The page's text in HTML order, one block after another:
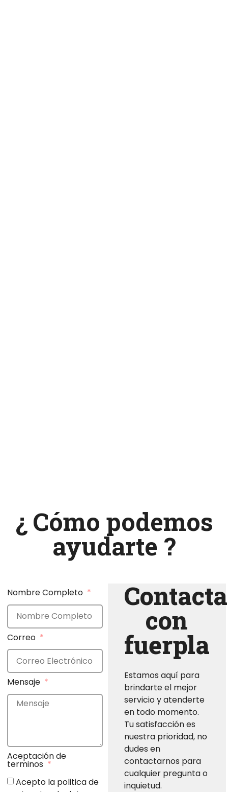
¿ Cómo podemos
ayudarte ?
Nombre Completo
Correo
Mensaje
Aceptación de
terminos
Acepto la politica de
con
fuerpla
Estamos aquí para
brindarte el mejor
servicio y atenderte
en todo momento.
Tu satisfacción es
nuestra prioridad, no
dudes en
contactarnos para
cualquier pregunta o
inquietud.